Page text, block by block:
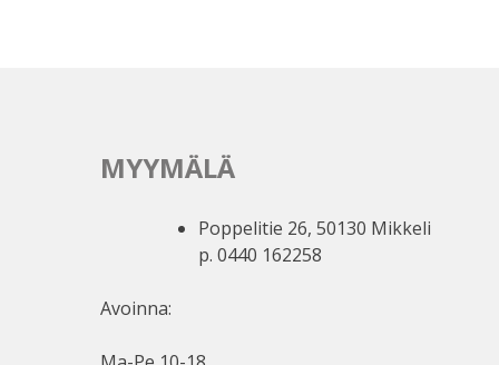
MYYMÄLÄ
Poppelitie 26, 50130 Mikkeli
p. 0440 162258
Avoinna: